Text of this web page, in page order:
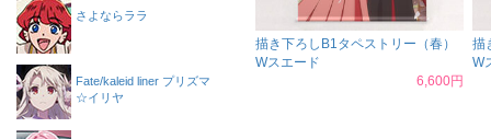
描き下ろしB1タペストリー（春）
Wスエード
6,600円
描
W
さよならララ
Fate/kaleid liner プリズマ
☆イリヤ